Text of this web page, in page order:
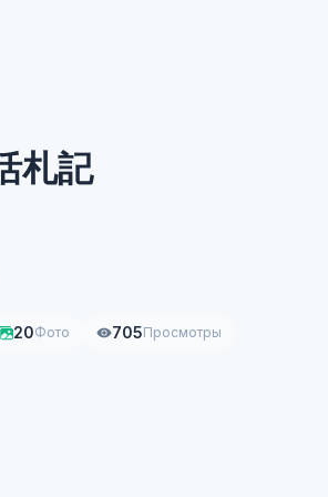
札記
20Фото 705Просмотры